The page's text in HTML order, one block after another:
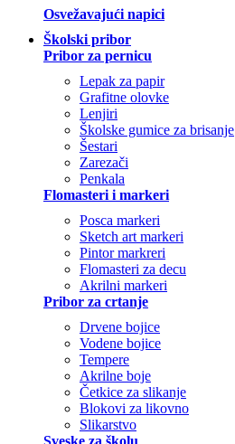
Osvežavajući napici
Školski pribor
Pribor za pernicu
Lepak za papir
Grafitne olovke
Lenjiri
Školske gumice za brisanje
Šestari
Zarezači
Penkala
Flomasteri i markeri
Posca markeri
Sketch art markeri
Pintor markreri
Flomasteri za decu
Akrilni markeri
Pribor za crtanje
Drvene bojice
Vodene bojice
Tempere
Akrilne boje
Četkice za slikanje
Blokovi za likovno
Slikarstvo
Sveske za školu